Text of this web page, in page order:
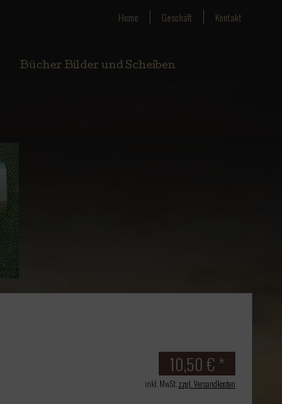
Home Geschäft Kontakt
Bücher Bilder und Scheiben
10,50 € *
inkl. MwSt. zzgl. Versandkosten